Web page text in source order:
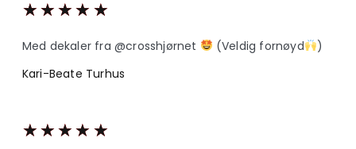
★ ★ ★ ★ ★
Med dekaler fra @crosshjørnet (Veldig fornøyd
)
Kari-Beate Turhus
★ ★ ★ ★ ★